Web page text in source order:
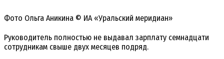
Фото Ольга Аникина © ИА «Уральский меридиан»
Руководитель полностью не выдавал зарплату семнадцати
сотрудникам свыше двух месяцев подряд.